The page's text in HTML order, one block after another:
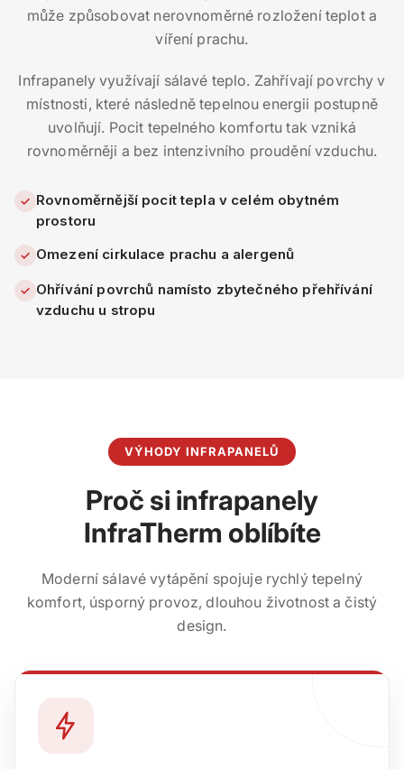
může způsobovat nerovnoměrné rozložení teplot a
víření prachu.
Infrapanely využívají sálavé teplo. Zahřívají povrchy v
místnosti, které následně tepelnou energii postupně
uvolňují. Pocit tepelného komfortu tak vzniká
rovnoměrněji a bez intenzivního proudění vzduchu.
✓ Rovnoměrnější pocit tepla v celém obytném
prostoru
✓ Omezení cirkulace prachu a alergenů
✓ Ohřívání povrchů namísto zbytečného přehřívání
vzduchu u stropu
VÝHODY INFRAPANELŮ
Proč si infrapanely
InfraTherm oblíbíte
Moderní sálavé vytápění spojuje rychlý tepelný
komfort, úsporný provoz, dlouhou životnost a čistý
design.